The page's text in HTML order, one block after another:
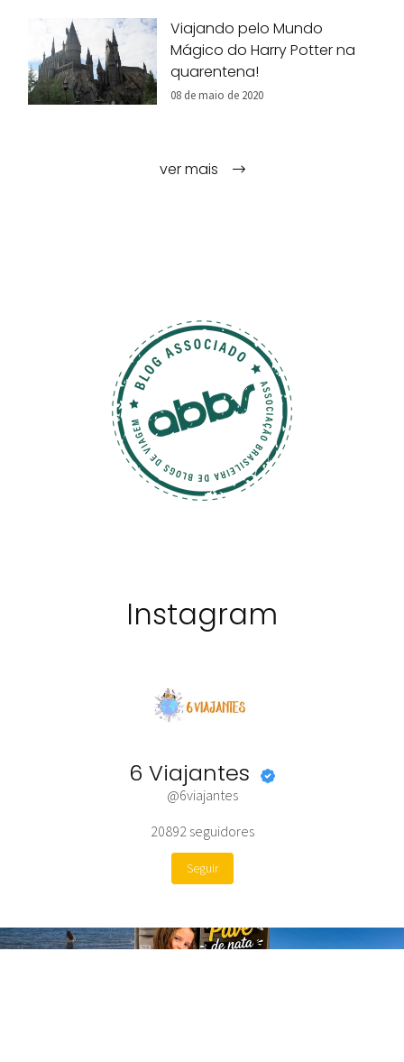
Viajando pelo Mundo
Mágico do Harry Potter na
quarentena!
08 de maio de 2020
ver mais
Instagram
6 Viajantes
@6viajantes
20892 seguidores
Seguir